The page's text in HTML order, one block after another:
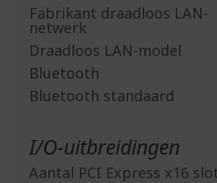
Fabrikant draadloos LAN-
netwerk
Draadloos LAN-model
Bluetooth
Bluetooth standaard
I/O-uitbreidingen
Aantal PCI Express x16